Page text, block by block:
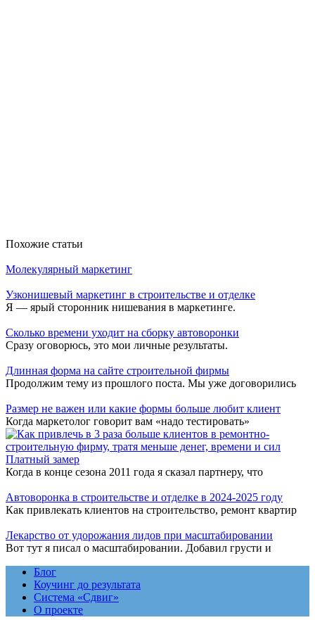
Похожие статьи
Молекулярный маркетинг
Узконишевый маркетинг в строительстве и отделке
Я — ярый сторонник нишевания в маркетинге.
Сколько времени уходит на сборку автоворонки
Сразу оговорюсь, это мои личные результаты.
Длинная форма на сайте строительной фирмы
Продолжим тему из прошлого поста. Мы уже договорились
Размер не важен или какие формы больше любит клиент
Когда маркетолог говорит вам «надо тестировать»
Платный замер
Когда в конце сезона 2011 года я сказал партнеру, что
Автоворонка в строительстве и отделке в 2024-2025 году
Как привлекать клиентов на строительство, ремонт квартир
Лекарство от удорожания лидов при масштабировании
Вот тут я писал о масштабировании. Добавил грусти и
Блог
Коучинг до результата
Система «Сдвиг»
О проекте